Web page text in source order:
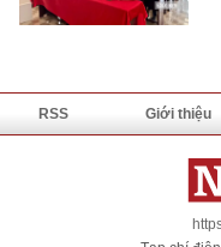
RSS Giới thiệu